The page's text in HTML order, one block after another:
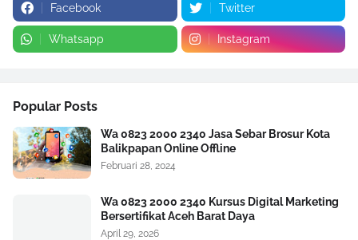
Facebook Twitter
Whatsapp Instagram
Popular Posts
Wa 0823 2000 2340 Jasa Sebar Brosur Kota
Balikpapan Online Offline
Februari 28, 2024
Wa 0823 2000 2340 Kursus Digital Marketing
Bersertifikat Aceh Barat Daya
April 29, 2026